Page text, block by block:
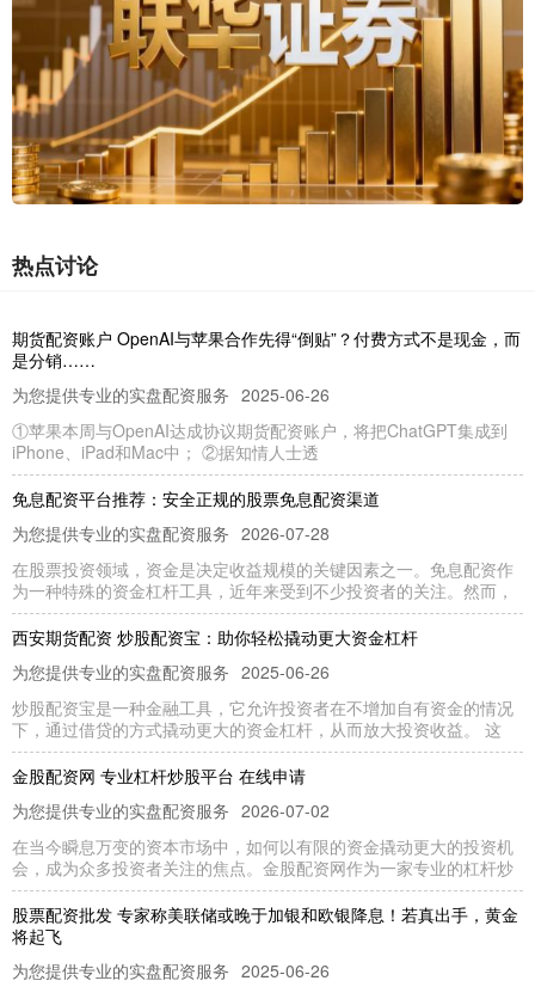
热点讨论
期货配资账户 OpenAI与苹果合作先得“倒贴”？付费方式不是现金，而
是分销……
为您提供专业的实盘配资服务 2025-06-26
①苹果本周与OpenAI达成协议期货配资账户，将把ChatGPT集成到
iPhone、iPad和Mac中； ②据知情人士透
免息配资平台推荐：安全正规的股票免息配资渠道
为您提供专业的实盘配资服务 2026-07-28
在股票投资领域，资金是决定收益规模的关键因素之一。免息配资作
为一种特殊的资金杠杆工具，近年来受到不少投资者的关注。然而，
西安期货配资 炒股配资宝：助你轻松撬动更大资金杠杆
为您提供专业的实盘配资服务 2025-06-26
炒股配资宝是一种金融工具，它允许投资者在不增加自有资金的情况
下，通过借贷的方式撬动更大的资金杠杆，从而放大投资收益。 这
金股配资网 专业杠杆炒股平台 在线申请
为您提供专业的实盘配资服务 2026-07-02
在当今瞬息万变的资本市场中，如何以有限的资金撬动更大的投资机
会，成为众多投资者关注的焦点。金股配资网作为一家专业的杠杆炒
股票配资批发 专家称美联储或晚于加银和欧银降息！若真出手，黄金
将起飞
为您提供专业的实盘配资服务 2025-06-26